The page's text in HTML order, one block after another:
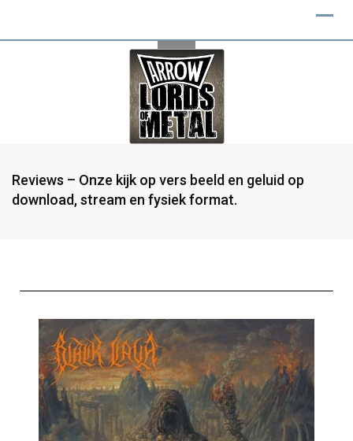
Reviews – Onze kijk op vers beeld en geluid op
download, stream en fysiek format.